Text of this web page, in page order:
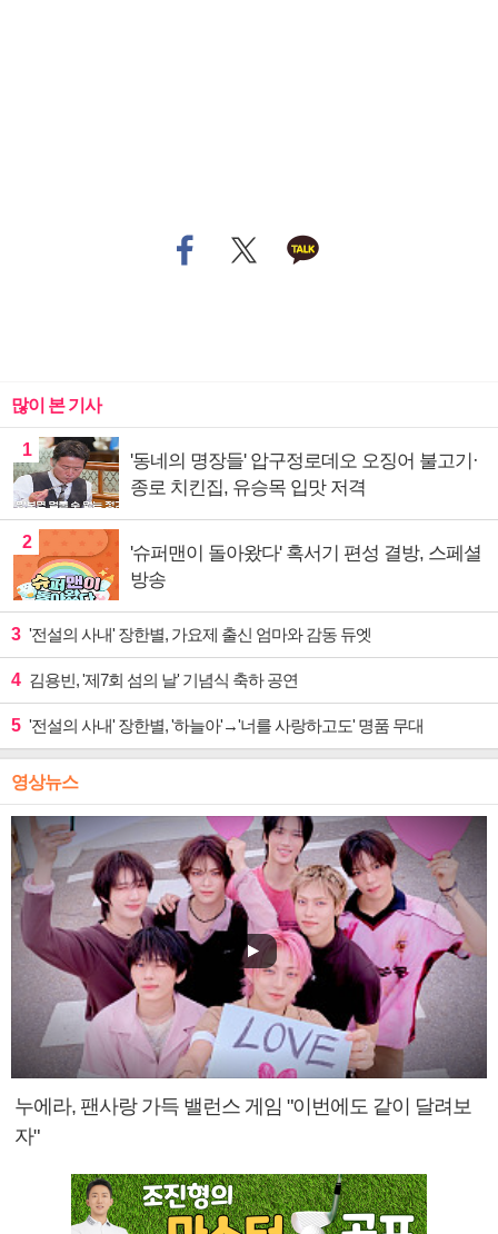
많이 본 기사
1
'동네의 명장들' 압구정로데오 오징어 불고기·
종로 치킨집, 유승목 입맛 저격
2
'슈퍼맨이 돌아왔다' 혹서기 편성 결방, 스페셜
방송
3 '전설의 사내' 장한별, 가요제 출신 엄마와 감동 듀엣
4 김용빈, '제7회 섬의 날' 기념식 축하 공연
5 '전설의 사내' 장한별, '하늘아'→'너를 사랑하고도' 명품 무대
영상뉴스
누에라, 팬사랑 가득 밸런스 게임 "이번에도 같이 달려보
자"